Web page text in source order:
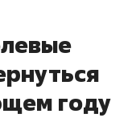
году